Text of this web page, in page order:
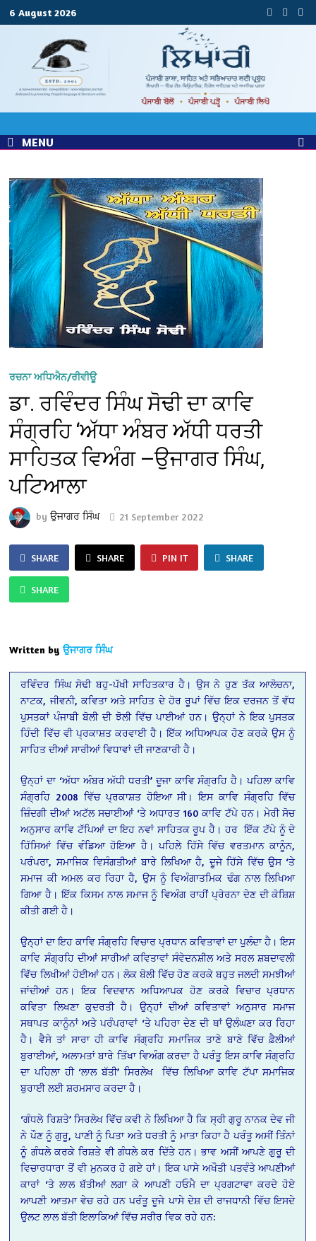
6 August 2026
MENU
ਰਚਨਾ ਅਧਿਐਨ/ਰੀਵੀਊ
ਡਾ. ਰਵਿੰਦਰ ਸਿੰਘ ਸੋਢੀ ਦਾ ਕਾਵਿ
ਸੰਗ੍ਰਹਿ ‘ਅੱਧਾ ਅੰਬਰ ਅੱਧੀ ਧਰਤੀ
ਸਾਹਿਤਕ ਵਿਅੰਗ —ਉਜਾਗਰ ਸਿੰਘ,
ਪਟਿਆਲਾ
byਉਜਾਗਰ ਸਿੰਘ 21 September 2022
SHARE SHARE PIN IT SHARE
SHARE
Written by ਉਜਾਗਰ ਸਿੰਘ
ਰਵਿੰਦਰ ਸਿੰਘ ਸੋਢੀ ਬਹੁ-ਪੱਖੀ ਸਾਹਿਤਕਾਰ ਹੈ। ਉਸ ਨੇ ਹੁਣ ਤੱਕ ਆਲੋਚਨਾ,
ਨਾਟਕ, ਜੀਵਨੀ, ਕਵਿਤਾ ਅਤੇ ਸਾਹਿਤ ਦੇ ਹੋਰ ਰੂਪਾਂ ਵਿੱਚ ਇਕ ਦਰਜਨ ਤੋਂ ਵੱਧ
ਪੁਸਤਕਾਂ ਪੰਜਾਬੀ ਬੋਲੀ ਦੀ ਝੋਲੀ ਵਿੱਚ ਪਾਈਆਂ ਹਨ। ਉਨ੍ਹਾਂ ਨੇ ਇਕ ਪੁਸਤਕ
ਹਿੰਦੀ ਵਿੱਚ ਵੀ ਪ੍ਰਕਾਸ਼ਤ ਕਰਵਾਈ ਹੈ। ਇੱਕ ਅਧਿਆਪਕ ਹੋਣ ਕਰਕੇ ਉਸ ਨੂੰ
ਸਾਹਿਤ ਦੀਆਂ ਸਾਰੀਆਂ ਵਿਧਾਵਾਂ ਦੀ ਜਾਣਕਾਰੀ ਹੈ।
ਉਨ੍ਹਾਂ ਦਾ ‘ਅੱਧਾ ਅੰਬਰ ਅੱਧੀ ਧਰਤੀ’ ਦੂਜਾ ਕਾਵਿ ਸੰਗ੍ਰਹਿ ਹੈ। ਪਹਿਲਾ ਕਾਵਿ
ਸੰਗ੍ਰਹਿ 2008 ਵਿੱਚ ਪ੍ਰਕਾਸ਼ਤ ਹੋਇਆ ਸੀ। ਇਸ ਕਾਵਿ ਸੰਗ੍ਰਹਿ ਵਿੱਚ
ਜ਼ਿੰਦਗੀ ਦੀਆਂ ਅਟੱਲ ਸਚਾਈਆਂ ‘ਤੇ ਅਧਾਰਤ 160 ਕਾਵਿ ਟੱਪੇ ਹਨ। ਮੇਰੀ ਸੋਚ
ਅਨੁਸਾਰ ਕਾਵਿ ਟੱਪਿਆਂ ਦਾ ਇਹ ਨਵਾਂ ਸਾਹਿਤਕ ਰੂਪ ਹੈ। ਹਰ ਇੱਕ ਟੱਪੇ ਨੂੰ ਦੋ
ਹਿੱਸਿਆਂ ਵਿੱਚ ਵੰਡਿਆ ਹੋਇਆ ਹੈ। ਪਹਿਲੇ ਹਿੱਸੇ ਵਿੱਚ ਵਰਤਮਾਨ ਕਾਨੂੰਨ,
ਪਰੰਪਰਾ, ਸਮਾਜਿਕ ਵਿਸੰਗਤੀਆਂ ਬਾਰੇ ਲਿਖਿਆ ਹੈ, ਦੂਜੇ ਹਿੱਸੇ ਵਿੱਚ ਉਸ ‘ਤੇ
ਸਮਾਜ ਕੀ ਅਮਲ ਕਰ ਰਿਹਾ ਹੈ, ਉਸ ਨੂੰ ਵਿਅੰਗਾਤਮਿਕ ਢੰਗ ਨਾਲ ਲਿਖਿਆ
ਗਿਆ ਹੈ। ਇੱਕ ਕਿਸਮ ਨਾਲ ਸਮਾਜ ਨੂੰ ਵਿਅੰਗ ਰਾਹੀਂ ਪ੍ਰੇਰਨਾ ਦੇਣ ਦੀ ਕੋਸ਼ਿਸ਼
ਕੀਤੀ ਗਈ ਹੈ।
ਉਨ੍ਹਾਂ ਦਾ ਇਹ ਕਾਵਿ ਸੰਗ੍ਰਹਿ ਵਿਚਾਰ ਪ੍ਰਧਾਨ ਕਵਿਤਾਵਾਂ ਦਾ ਪੁਲੰਦਾ ਹੈ। ਇਸ
ਕਾਵਿ ਸੰਗ੍ਰਹਿ ਦੀਆਂ ਸਾਰੀਆਂ ਕਵਿਤਾਵਾਂ ਸੰਵੇਦਨਸ਼ੀਲ ਅਤੇ ਸਰਲ ਸ਼ਬਦਾਵਲੀ
ਵਿੱਚ ਲਿਖੀਆਂ ਹੋਈਆਂ ਹਨ। ਲੋਕ ਬੋਲੀ ਵਿੱਚ ਹੋਣ ਕਰਕੇ ਬਹੁਤ ਜਲਦੀ ਸਮਝੀਆਂ
ਜਾਂਦੀਆਂ ਹਨ। ਇਕ ਵਿਦਵਾਨ ਅਧਿਆਪਕ ਹੋਣ ਕਰਕੇ ਵਿਚਾਰ ਪ੍ਰਧਾਨ
ਕਵਿਤਾ ਲਿਖਣਾ ਕੁਦਰਤੀ ਹੈ। ਉਨ੍ਹਾਂ ਦੀਆਂ ਕਵਿਤਾਵਾਂ ਅਨੁਸਾਰ ਸਮਾਜ
ਸਥਾਪਤ ਕਾਨੂੰਨਾਂ ਅਤੇ ਪਰੰਪਰਾਵਾਂ ‘ਤੇ ਪਹਿਰਾ ਦੇਣ ਦੀ ਥਾਂ ਉਲੰਘਣਾ ਕਰ ਰਿਹਾ
ਹੈ। ਵੈਸੇ ਤਾਂ ਸਾਰਾ ਹੀ ਕਾਵਿ ਸੰਗ੍ਰਹਿ ਸਮਾਜਿਕ ਤਾਣੇ ਬਾਣੇ ਵਿੱਚ ਫ਼ੈਲੀਆਂ
ਬੁਰਾਈਆਂ, ਅਲਾਮਤਾਂ ਬਾਰੇ ਤਿੱਖਾ ਵਿਅੰਗ ਕਰਦਾ ਹੈ ਪਰੰਤੂ ਇਸ ਕਾਵਿ ਸੰਗ੍ਰਹਿ
ਦਾ ਪਹਿਲਾ ਹੀ ‘ਲਾਲ ਬੱਤੀ’ ਸਿਰਲੇਖ ਵਿੱਚ ਲਿਖਿਆ ਕਾਵਿ ਟੱਪਾ ਸਮਾਜਿਕ
ਬੁਰਾਈ ਲਈ ਸ਼ਰਮਸਾਰ ਕਰਦਾ ਹੈ।
‘ਗੰਧਲੇ ਰਿਸ਼ਤੇ’ ਸਿਰਲੇਖ ਵਿੱਚ ਕਵੀ ਨੇ ਲਿਖਿਆ ਹੈ ਕਿ ਸ੍ਰੀ ਗੁਰੂ ਨਾਨਕ ਦੇਵ ਜੀ
ਨੇ ਪੌਣ ਨੂੰ ਗੁਰੂ, ਪਾਣੀ ਨੂੰ ਪਿਤਾ ਅਤੇ ਧਰਤੀ ਨੂੰ ਮਾਤਾ ਕਿਹਾ ਹੈ ਪਰੰਤੂ ਅਸੀਂ ਤਿੰਨਾਂ
ਨੂੰ ਗੰਧਲੇ ਕਰਕੇ ਰਿਸ਼ਤੇ ਵੀ ਗੰਧਲੇ ਕਰ ਦਿੱਤੇ ਹਨ। ਭਾਵ ਅਸੀਂ ਆਪਣੇ ਗੁਰੂ ਦੀ
ਵਿਚਾਰਧਾਰਾ ਤੋਂ ਵੀ ਮੁਨਕਰ ਹੋ ਗਏ ਹਾਂ। ਇਕ ਪਾਸੇ ਅਖੌਤੀ ਪਤਵੰਤੇ ਆਪਣੀਆਂ
ਕਾਰਾਂ ‘ਤੇ ਲਾਲ ਬੱਤੀਆਂ ਲਗਾ ਕੇ ਆਪਣੀ ਹਓਮੈ ਦਾ ਪ੍ਰਗਟਾਵਾ ਕਰਦੇ ਹੋਏ
ਆਪਣੀ ਆਤਮਾ ਵੇਚ ਰਹੇ ਹਨ ਪਰੰਤੂ ਦੂਜੇ ਪਾਸੇ ਦੇਸ਼ ਦੀ ਰਾਜਧਾਨੀ ਵਿੱਚ ਇਸਦੇ
ਉਲਟ ਲਾਲ ਬੱਤੀ ਇਲਾਕਿਆਂ ਵਿੱਚ ਸਰੀਰ ਵਿਕ ਰਹੇ ਹਨ: